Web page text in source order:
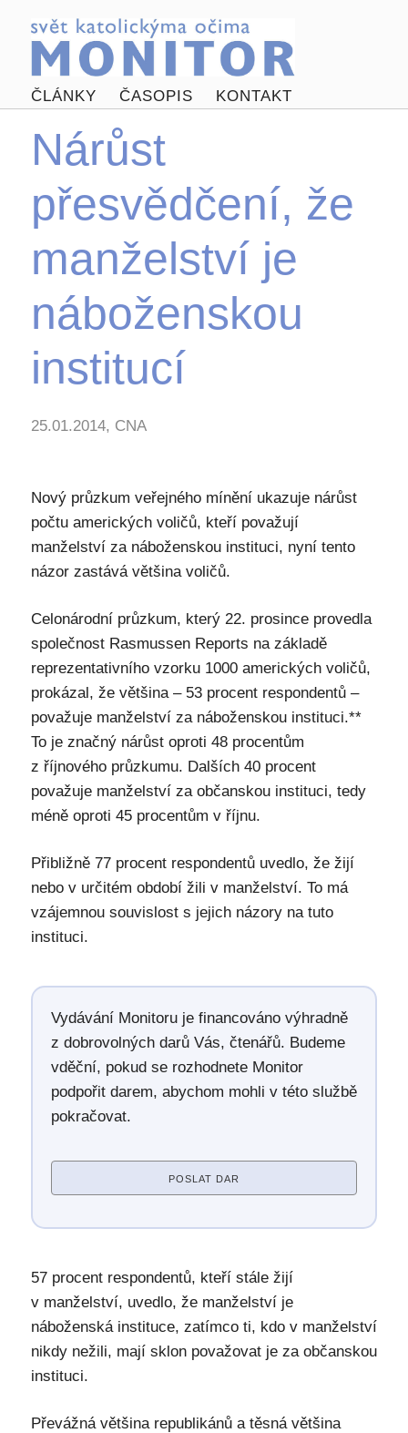
ČLÁNKY ČASOPIS KONTAKT
Nárůst
přesvědčení, že
manželství je
náboženskou
institucí
25.01.2014, CNA
Nový průzkum veřejného mínění ukazuje nárůst
počtu amerických voličů, kteří považují
manželství za náboženskou instituci, nyní tento
názor zastává většina voličů.
Celonárodní průzkum, který 22. prosince provedla
společnost Rasmussen Reports na základě
reprezentativního vzorku 1000 amerických voličů,
prokázal, že většina – 53 procent respondentů –
považuje manželství za náboženskou instituci.**
To je značný nárůst oproti 48 procentům
z říjnového průzkumu. Dalších 40 procent
považuje manželství za občanskou instituci, tedy
méně oproti 45 procentům v říjnu.
Přibližně 77 procent respondentů uvedlo, že žijí
nebo v určitém období žili v manželství. To má
vzájemnou souvislost s jejich názory na tuto
instituci.
Vydávání Monitoru je financováno výhradně
z dobrovolných darů Vás, čtenářů. Budeme
vděční, pokud se rozhodnete Monitor
podpořit darem, abychom mohli v této službě
pokračovat.
POSLAT DAR
57 procent respondentů, kteří stále žijí
v manželství, uvedlo, že manželství je
náboženská instituce, zatímco ti, kdo v manželství
nikdy nežili, mají sklon považovat je za občanskou
instituci.
Převážná většina republikánů a těsná většina